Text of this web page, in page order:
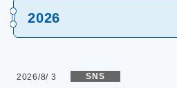
2026
2026/8/ 3 SNS